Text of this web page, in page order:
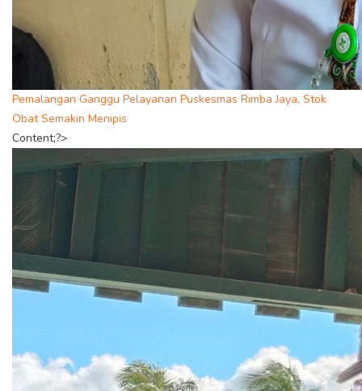
Pemalangan Ganggu Pelayanan Puskesmas Rimba Jaya, Stok
Obat Semakin Menipis
Content;?>